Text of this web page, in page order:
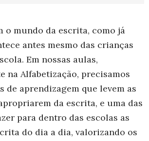
o mundo da escrita, como já
antes mesmo das crianças
Em nossas aulas,
na Alfabetização, precisamos
de aprendizagem que levem as
da escrita, e uma das
para dentro das escolas as
do dia a dia, valorizando os